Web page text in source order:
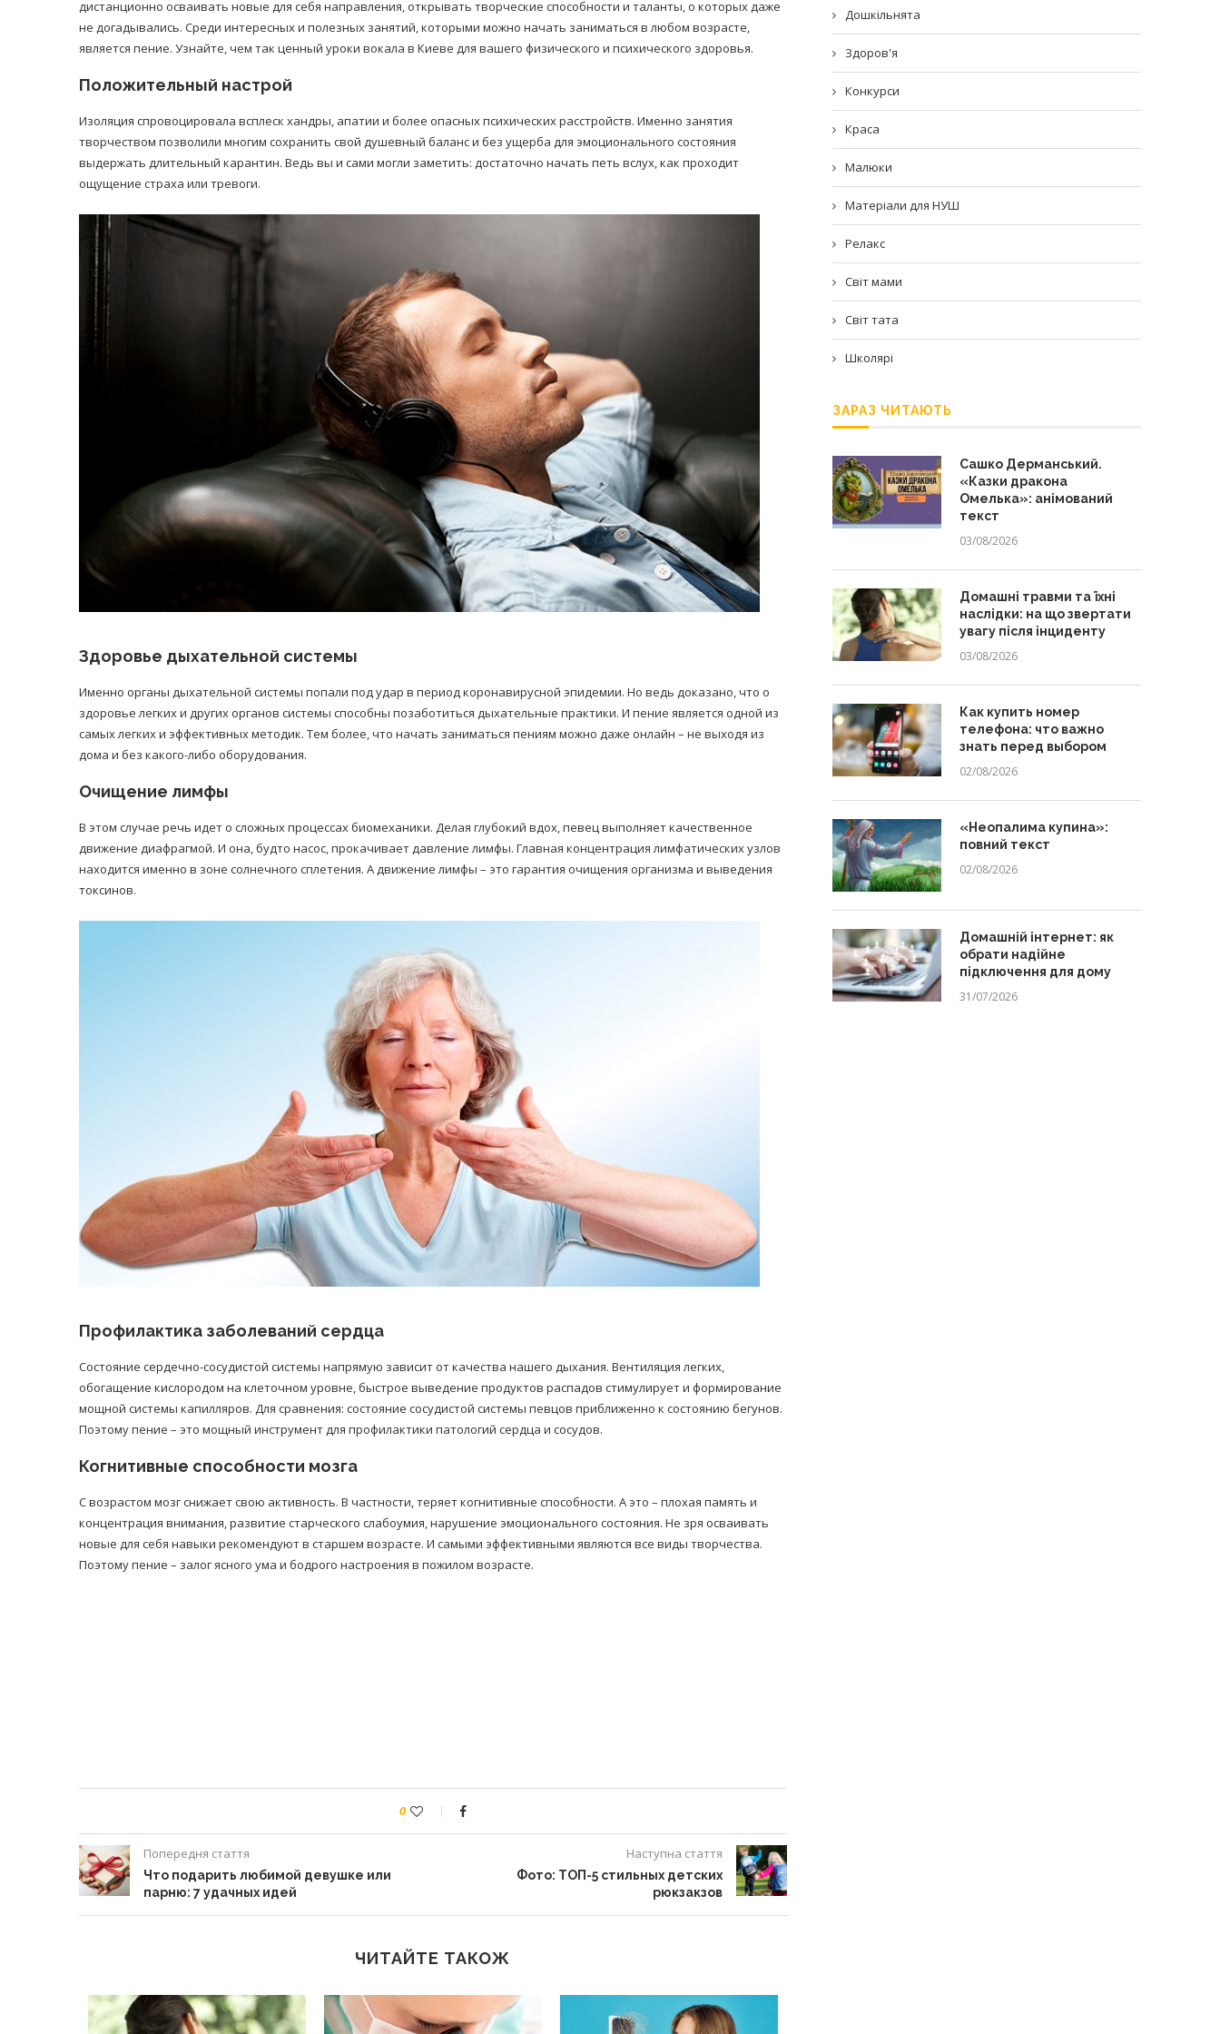
дистанционно осваивать новые для себя направления, открывать творческие способности и таланты, о которых даже
не догадывались. Среди интересных и полезных занятий, которыми можно начать заниматься в любом возрасте,
является пение. Узнайте, чем так ценный уроки вокала в Киеве для вашего физического и психического здоровья.
Положительный настрой
Изоляция спровоцировала всплеск хандры, апатии и более опасных психических расстройств. Именно занятия
творчеством позволили многим сохранить свой душевный баланс и без ущерба для эмоционального состояния
выдержать длительный карантин. Ведь вы и сами могли заметить: достаточно начать петь вслух, как проходит
ощущение страха или тревоги.
Здоровье дыхательной системы
Именно органы дыхательной системы попали под удар в период коронавирусной эпидемии. Но ведь доказано, что о
здоровье легких и других органов системы способны позаботиться дыхательные практики. И пение является одной из
самых легких и эффективных методик. Тем более, что начать заниматься пениям можно даже онлайн – не выходя из
дома и без какого-либо оборудования.
Очищение лимфы
В этом случае речь идет о сложных процессах биомеханики. Делая глубокий вдох, певец выполняет качественное
движение диафрагмой. И она, будто насос, прокачивает давление лимфы. Главная концентрация лимфатических узлов
находится именно в зоне солнечного сплетения. А движение лимфы – это гарантия очищения организма и выведения
токсинов.
Профилактика заболеваний сердца
Состояние сердечно-сосудистой системы напрямую зависит от качества нашего дыхания. Вентиляция легких,
обогащение кислородом на клеточном уровне, быстрое выведение продуктов распадов стимулирует и формирование
мощной системы капилляров. Для сравнения: состояние сосудистой системы певцов приближенно к состоянию бегунов.
Поэтому пение – это мощный инструмент для профилактики патологий сердца и сосудов.
Когнитивные способности мозга
С возрастом мозг снижает свою активность. В частности, теряет когнитивные способности. А это – плохая память и
концентрация внимания, развитие старческого слабоумия, нарушение эмоционального состояния. Не зря осваивать
новые для себя навыки рекомендуют в старшем возрасте. И самыми эффективными являются все виды творчества.
Поэтому пение – залог ясного ума и бодрого настроения в пожилом возрасте.
0
Попередня стаття
Что подарить любимой девушке или
парню: 7 удачных идей
Наступна стаття
Фото: ТОП-5 стильных детских
рюкзакзов
ЧИТАЙТЕ ТАКОЖ
Дошкільнята
Здоров'я
Конкурси
Краса
Малюки
Матеріали для НУШ
Релакс
Світ мами
Світ тата
Школярі
ЗАРАЗ ЧИТАЮТЬ
Сашко Дерманський.
«Казки дракона
Омелька»: анімований
текст
03/08/2026
Домашні травми та їхні
наслідки: на що звертати
увагу після інциденту
03/08/2026
Как купить номер
телефона: что важно
знать перед выбором
02/08/2026
«Неопалима купина»:
повний текст
02/08/2026
Домашній інтернет: як
обрати надійне
підключення для дому
31/07/2026